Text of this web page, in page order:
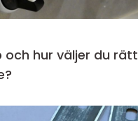
och hur väljer du rätt